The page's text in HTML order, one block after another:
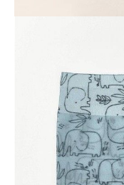
poliester 87%, elastan 13%
Udostępnij produkt
Podmiot odpowiedzialny
EuroTrade Tex Sp z o.o.
Św. Teresy 91
91-341, Łódź, Polska
+48 500-503-636
info@conteshop.pl